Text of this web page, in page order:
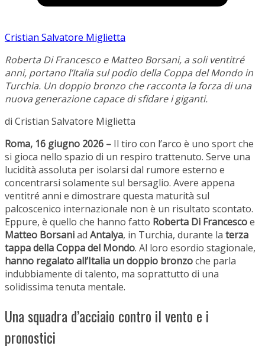
Cristian Salvatore Miglietta
Roberta Di Francesco e Matteo Borsani, a soli ventitré
anni, portano l’Italia sul podio della Coppa del Mondo in
Turchia. Un doppio bronzo che racconta la forza di una
nuova generazione capace di sfidare i giganti.
di Cristian Salvatore Miglietta
Roma, 16 giugno 2026 – Il tiro con l’arco è uno sport che
si gioca nello spazio di un respiro trattenuto. Serve una
lucidità assoluta per isolarsi dal rumore esterno e
concentrarsi solamente sul bersaglio. Avere appena
ventitré anni e dimostrare questa maturità sul
palcoscenico internazionale non è un risultato scontato.
Eppure, è quello che hanno fatto Roberta Di Francescoe
Matteo Borsaniad Antalya, in Turchia, durante la terza
tappa della Coppa del Mondo. Al loro esordio stagionale,
hanno regalato all’Italia un doppio bronzoche parla
indubbiamente di talento, ma soprattutto di una
solidissima tenuta mentale.
Una squadra d’acciaio contro il vento e i
pronostici